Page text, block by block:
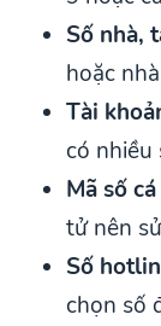
Số nhà,
hoặc
Tài
có nhiều
Mã số
tử nên
Số
chọn số